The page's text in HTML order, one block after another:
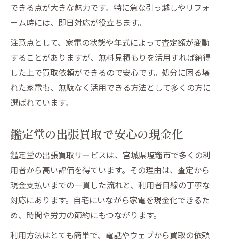
できる点が大きな魅力です。特に急な引っ越しやリフォ
ーム時には、即日対応が役立ちます。
注意点として、家電の状態や年式によって査定額が変動
することがありますが、無料見積もりを活用すれば納得
した上で買取依頼ができるので安心です。処分に困る壊
れた家電も、無駄なく活用できる方法として多くの方に
選ばれています。
鑑定堂の出張買取で安心の現金化
鑑定堂の出張買取サービスは、宮城県塩竈市で多くの利
用者から高い評価を得ています。その理由は、査定から
現金支払いまでの一貫した流れと、利用者目線の丁寧な
対応にあります。自宅にいながら家電を現金化できるた
め、時間や労力の節約にもつながります。
利用方法はとても簡単で、電話やウェブから買取の依頼